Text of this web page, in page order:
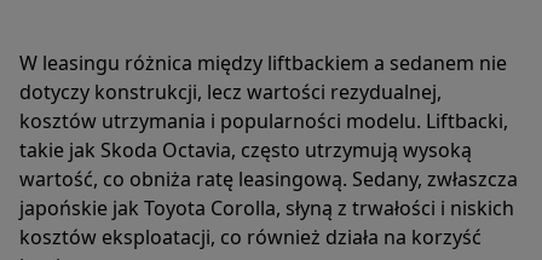
W leasingu różnica między liftbackiem a sedanem nie
dotyczy konstrukcji, lecz wartości rezydualnej,
kosztów utrzymania i popularności modelu. Liftbacki,
takie jak Skoda Octavia, często utrzymują wysoką
wartość, co obniża ratę leasingową. Sedany, zwłaszcza
japońskie jak Toyota Corolla, słyną z trwałości i niskich
kosztów eksploatacji, co również działa na korzyść